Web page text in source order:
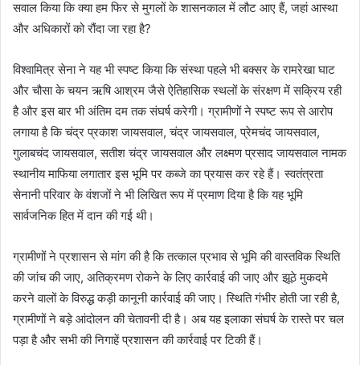
सवाल किया कि क्या हम फिर से मुगलों के शासनकाल में लौट आए हैं, जहां आस्था
और अधिकारों को रौंदा जा रहा है?
विश्वामित्र सेना ने यह भी स्पष्ट किया कि संस्था पहले भी बक्सर के रामरेखा घाट
और चौसा के चयन ऋषि आश्रम जैसे ऐतिहासिक स्थलों के संरक्षण में सक्रिय रही
है और इस बार भी अंतिम दम तक संघर्ष करेगी। ग्रामीणों ने स्पष्ट रूप से आरोप
लगाया है कि चंद्र प्रकाश जायसवाल, चंद्र जायसवाल, प्रेमचंद जायसवाल,
गुलाबचंद जायसवाल, सतीश चंद्र जायसवाल और लक्ष्मण प्रसाद जायसवाल नामक
स्थानीय माफिया लगातार इस भूमि पर कब्जे का प्रयास कर रहे हैं। स्वतंत्रता
सेनानी परिवार के वंशजों ने भी लिखित रूप में प्रमाण दिया है कि यह भूमि
सार्वजनिक हित में दान की गई थी।
ग्रामीणों ने प्रशासन से मांग की है कि तत्काल प्रभाव से भूमि की वास्तविक स्थिति
की जांच की जाए, अतिक्रमण रोकने के लिए कार्रवाई की जाए और झूठे मुकदमे
करने वालों के विरुद्ध कड़ी कानूनी कार्रवाई की जाए। स्थिति गंभीर होती जा रही है,
ग्रामीणों ने बड़े आंदोलन की चेतावनी दी है। अब यह इलाका संघर्ष के रास्ते पर चल
पड़ा है और सभी की निगाहें प्रशासन की कार्रवाई पर टिकी हैं।